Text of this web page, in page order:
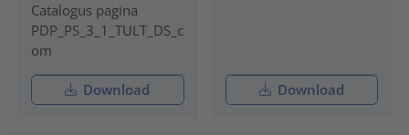
Catalogus pagina
PDP_PS_3_1_TULT_DS_c
om
Download Download